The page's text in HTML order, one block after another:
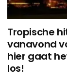
Tropische
vanavond
hier gaat
los!